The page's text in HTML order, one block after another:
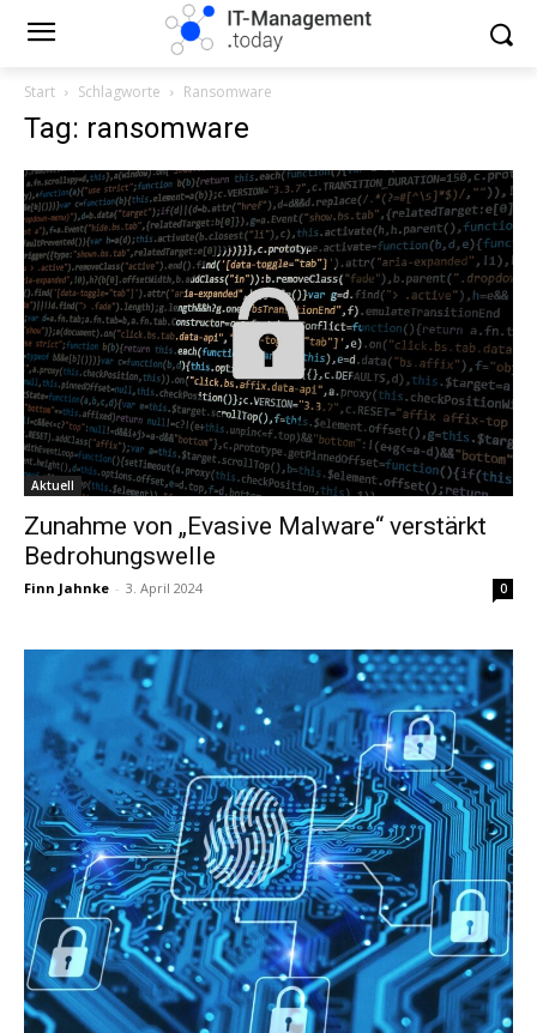
Start Schlagworte Ransomware
Tag: ransomware
Aktuell
Zunahme von „Evasive Malware“ verstärkt
Bedrohungswelle
Finn Jahnke - 3. April 2024 0